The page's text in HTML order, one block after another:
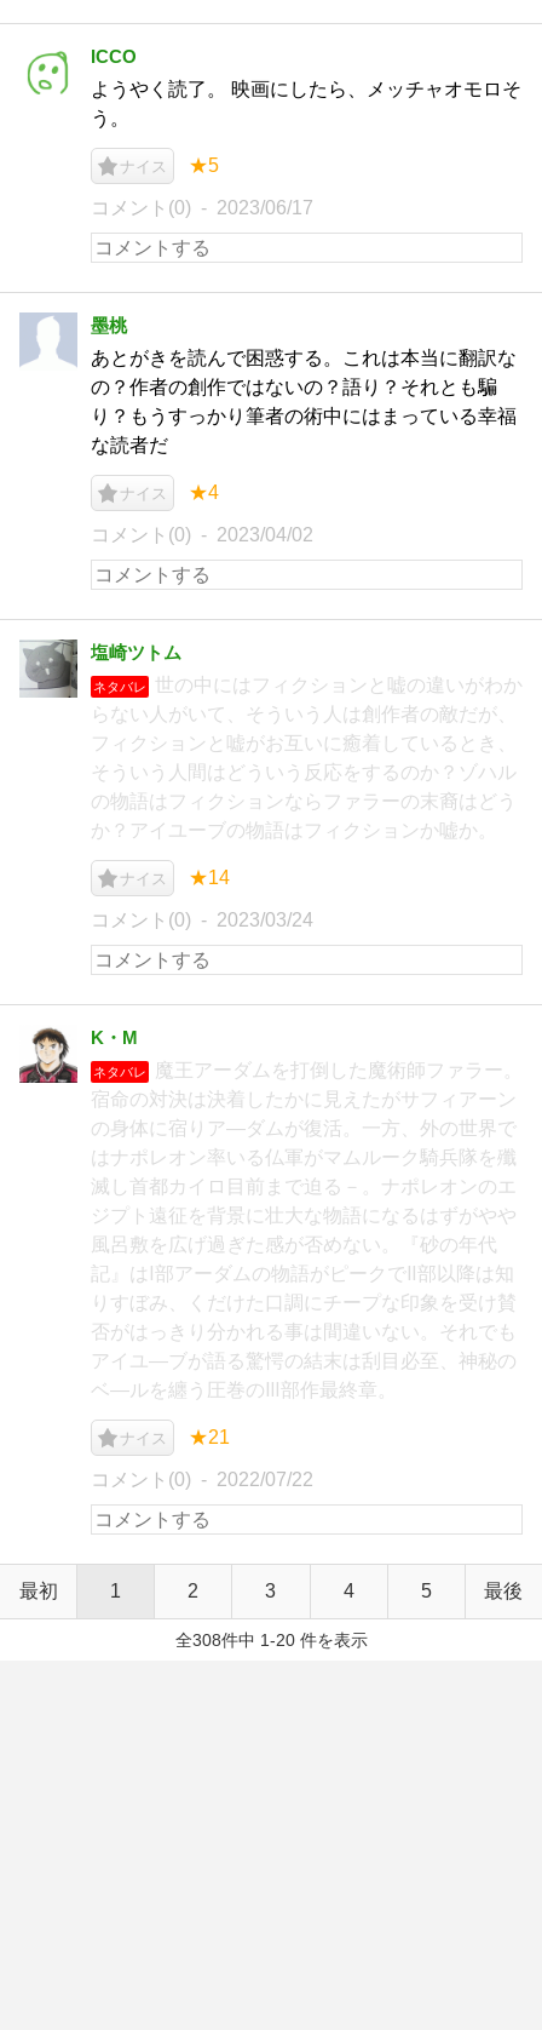
ICCO
ようやく読了。 映画にしたら、メッチャオモロそ
う。
ナイス ★5
コメント(0) 2023/06/17
墨桃
あとがきを読んで困惑する。これは本当に翻訳な
の？作者の創作ではないの？語り？それとも騙
り？もうすっかり筆者の術中にはまっている幸福
な読者だ
ナイス ★4
コメント(0) 2023/04/02
塩崎ツトム
ネタバレ
世の中にはフィクションと嘘の違いがわか
らない人がいて、そういう人は創作者の敵だが、
フィクションと嘘がお互いに癒着しているとき、
そういう人間はどういう反応をするのか？ゾハル
の物語はフィクションならファラーの末裔はどう
か？アイユーブの物語はフィクションか嘘か。
ナイス ★14
コメント(0) 2023/03/24
K・M
ネタバレ
魔王アーダムを打倒した魔術師ファラー。
宿命の対決は決着したかに見えたがサフィアーン
の身体に宿りア―ダムが復活。一方、外の世界で
はナポレオン率いる仏軍がマムルーク騎兵隊を殲
滅し首都カイロ目前まで迫る－。ナポレオンのエ
ジプト遠征を背景に壮大な物語になるはずがやや
風呂敷を広げ過ぎた感が否めない。『砂の年代
記』はⅠ部アーダムの物語がピークでⅡ部以降は知
りすぼみ、くだけた口調にチープな印象を受け賛
否がはっきり分かれる事は間違いない。それでも
アイユ―ブが語る驚愕の結末は刮目必至、神秘の
ベ―ルを纏う圧巻のⅢ部作最終章。
ナイス ★21
コメント(0) 2022/07/22
最初 1 2 3 4 5 最後
全308件中 1-20 件を表示